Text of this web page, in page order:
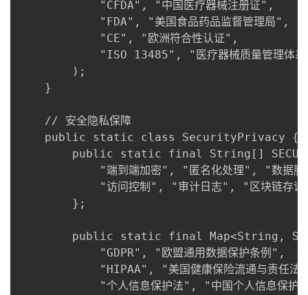
            "CFDA", "中国医疗器械注册证",
            "FDA", "美国食品药品监督管理局",
            "CE", "欧洲符合性认证",
"ISO 13485", "医疗器械质量管理体
        );
    }
    // 安全隐私保障
    public static class SecurityPrivacy {
public static final String[]
"端到端加密", "匿名化处理", "数据
"访问控制", "审计日志", "区块链存证
        };
public static final Map<String,
            "GDPR", "欧盟通用数据保护条例",
"HIPAA", "美国健康保险流通与责任法
"个人信息保护法", "中国个人信息保护